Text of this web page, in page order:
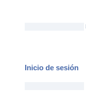
Inicio de sesión